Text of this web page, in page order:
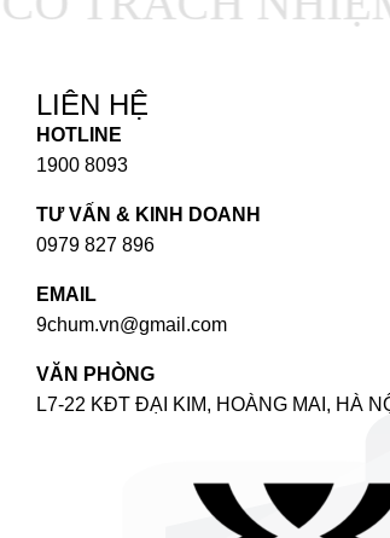
LIÊN HỆ
HOTLINE
1900 8093
TƯ VẤN & KINH DOANH
0979 827 896
EMAIL
9chum.vn@gmail.com
VĂN PHÒNG
L7-22 KĐT ĐẠI KIM, HOÀNG MAI, HÀ